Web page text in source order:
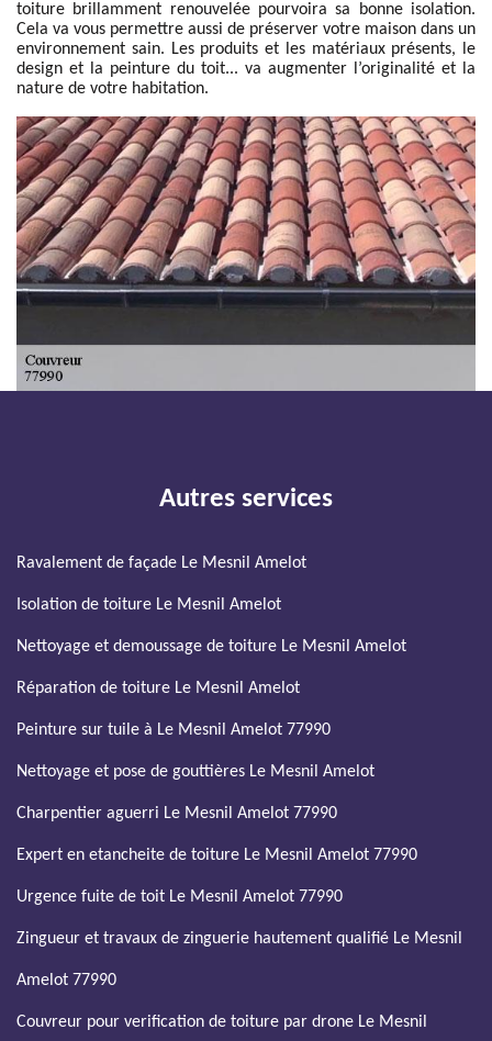
toiture brillamment renouvelée pourvoira sa bonne isolation.
Cela va vous permettre aussi de préserver votre maison dans un
environnement sain. Les produits et les matériaux présents, le
design et la peinture du toit... va augmenter l’originalité et la
nature de votre habitation.
Autres services
Ravalement de façade Le Mesnil Amelot
Isolation de toiture Le Mesnil Amelot
Nettoyage et demoussage de toiture Le Mesnil Amelot
Réparation de toiture Le Mesnil Amelot
Peinture sur tuile à Le Mesnil Amelot 77990
Nettoyage et pose de gouttières Le Mesnil Amelot
Charpentier aguerri Le Mesnil Amelot 77990
Expert en etancheite de toiture Le Mesnil Amelot 77990
Urgence fuite de toit Le Mesnil Amelot 77990
Zingueur et travaux de zinguerie hautement qualifié Le Mesnil
Amelot 77990
Couvreur pour verification de toiture par drone Le Mesnil